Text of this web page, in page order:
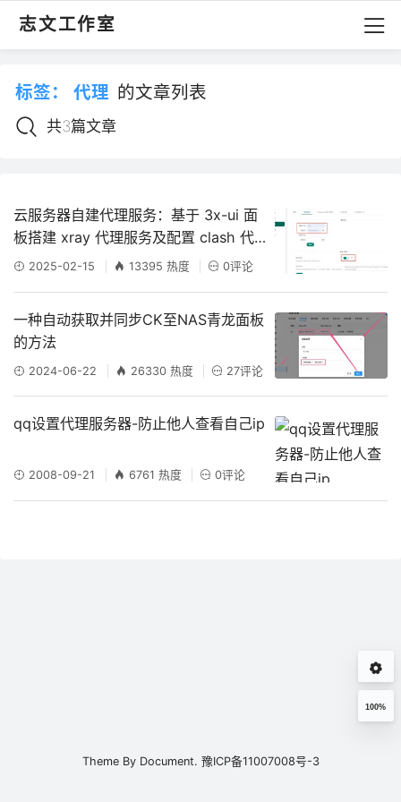
志文工作室
标签： 代理 的文章列表
共3篇文章
云服务器自建代理服务：基于 3x-ui 面
板搭建 xray 代理服务及配置 clash 代
理的方法
2025-02-15 13395 热度 0评论
一种自动获取并同步CK至NAS青龙面板
的方法
2024-06-22 26330 热度 27评论
qq设置代理服务器-防止他人查看自己ip
2008-09-21 6761 热度 0评论
100%
Theme By Document. 豫ICP备11007008号-3